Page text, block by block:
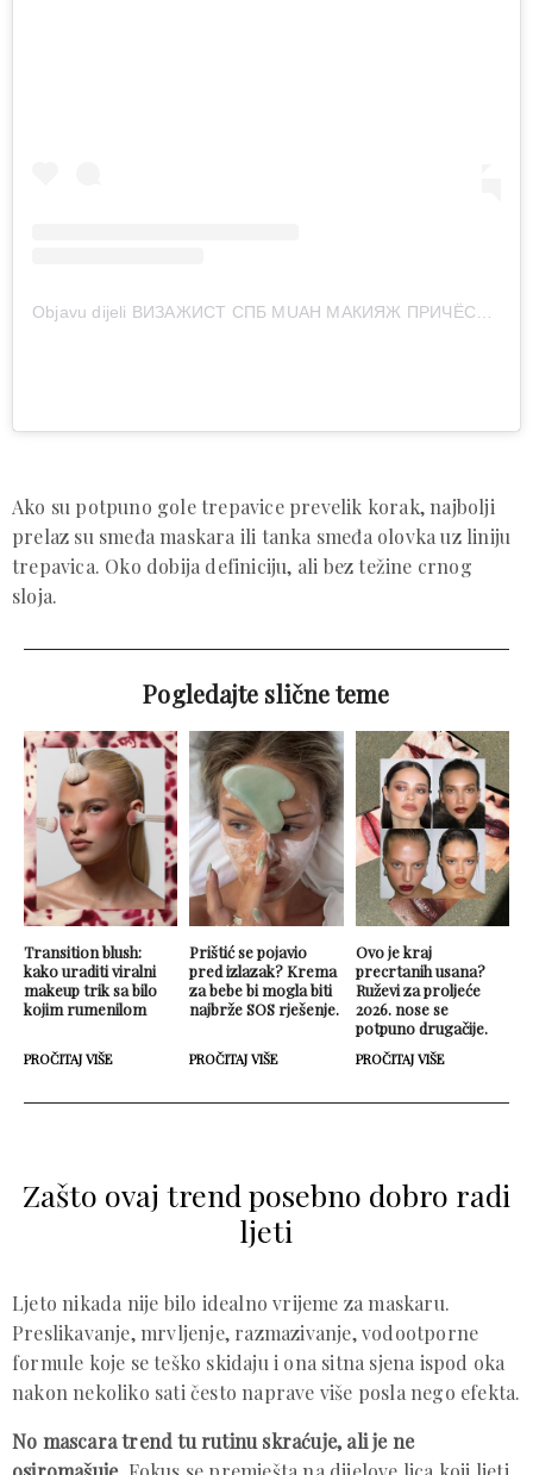
Ako su potpuno gole trepavice prevelik korak, najbolji
prelaz su smeđa maskara ili tanka smeđa olovka uz liniju
trepavica. Oko dobija definiciju, ali bez težine crnog
sloja.
Pogledajte slične teme
Transition blush:
kako uraditi viralni
makeup trik sa bilo
kojim rumenilom
PROČITAJ VIŠE
Prištić se pojavio
pred izlazak? Krema
za bebe bi mogla biti
najbrže SOS rješenje.
PROČITAJ VIŠE
Ovo je kraj
precrtanih usana?
Ruževi za proljeće
2026. nose se
potpuno drugačije.
PROČITAJ VIŠE
Zašto ovaj trend posebno dobro radi
ljeti
Ljeto nikada nije bilo idealno vrijeme za maskaru.
Preslikavanje, mrvljenje, razmazivanje, vodootporne
formule koje se teško skidaju i ona sitna sjena ispod oka
nakon nekoliko sati često naprave više posla nego efekta.
No mascara trend tu rutinu skraćuje, ali je ne